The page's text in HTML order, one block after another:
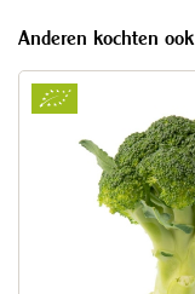
Anderen kochten ook